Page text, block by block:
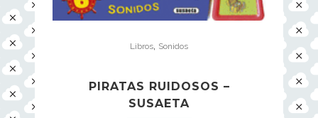
Libros Sonidos
PIRATAS RUIDOSOS –
SUSAETA